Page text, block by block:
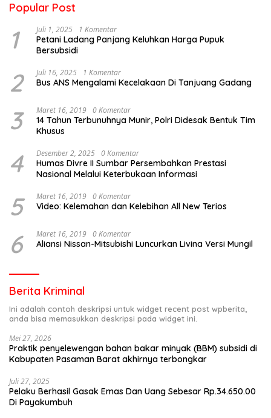
Popular Post
1 Juli 1, 2025 1 Komentar
Petani Ladang Panjang Keluhkan Harga Pupuk
Bersubsidi
2 Juli 16, 2025 1 Komentar
Bus ANS Mengalami Kecelakaan Di Tanjuang Gadang
3 Maret 16, 2019 0 Komentar
14 Tahun Terbunuhnya Munir, Polri Didesak Bentuk Tim
Khusus
4 Desember 2, 2025 0 Komentar
Humas Divre II Sumbar Persembahkan Prestasi
Nasional Melalui Keterbukaan Informasi
5 Maret 16, 2019 0 Komentar
Video: Kelemahan dan Kelebihan All New Terios
6 Maret 16, 2019 0 Komentar
Aliansi Nissan-Mitsubishi Luncurkan Livina Versi Mungil
Berita Kriminal
Ini adalah contoh deskripsi untuk widget recent post wpberita,
anda bisa memasukkan deskripsi pada widget ini.
Mei 27, 2026
Praktik penyelewengan bahan bakar minyak (BBM) subsidi di
Kabupaten Pasaman Barat akhirnya terbongkar
Juli 27, 2025
Pelaku Berhasil Gasak Emas Dan Uang Sebesar Rp.34.650.00
Di Payakumbuh